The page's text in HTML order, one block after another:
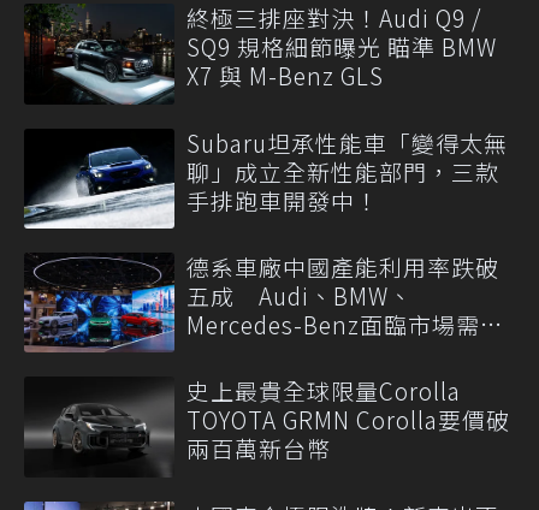
終極三排座對決！Audi Q9 /
SQ9 規格細節曝光 瞄準 BMW
X7 與 M-Benz GLS
Subaru坦承性能車「變得太無
聊」成立全新性能部門，三款
手排跑車開發中！
德系車廠中國產能利用率跌破
五成 Audi、BMW、
Mercedes-Benz面臨市場需求
史上最貴全球限量Corolla
TOYOTA GRMN Corolla要價破
兩百萬新台幣